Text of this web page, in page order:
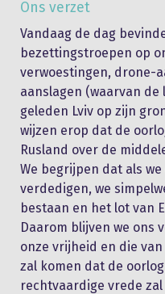
Ons verzet
Vandaag de dag
bezettingstroepen op
verwoestingen, drone-
aanslagen (waarvan
geleden Lviv op zijn
wijzen erop dat de
Rusland over de
We begrijpen dat als
verdedigen, we
bestaan en het lot van
Daarom blijven we ons
onze vrijheid en die
zal komen dat de
rechtvaardige vrede